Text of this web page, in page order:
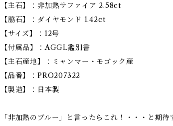
【主石】：非加熱サファイア 2.58ct
【脇石】：ダイヤモンド 1.42ct
【サイズ】：12号
【付属品】：AGGL鑑別書
【主石産地】：ミャンマー・モゴック産
【品番】：PRO207322
【製造】：日本製
「非加熱のブルー」と言ったらこれ！・・・と期